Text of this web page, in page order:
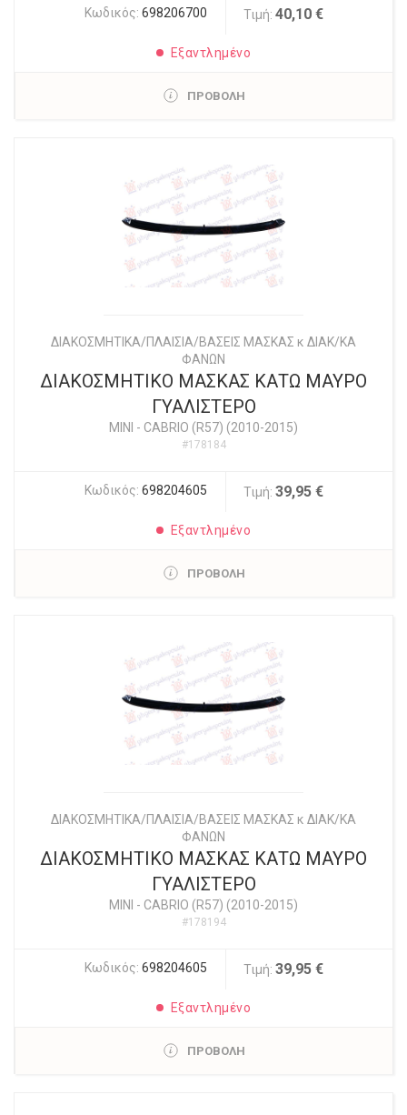
Κωδικός: 698206700 Τιμή: 40,10 €
Εξαντλημένο
ΠΡΟΒΟΛΗ
ΔΙΑΚΟΣΜΗΤΙΚΑ/ΠΛΑΙΣΙΑ/ΒΑΣΕΙΣ ΜΑΣΚΑΣ κ ΔΙΑΚ/ΚΑ
ΦΑΝΩΝ
ΔΙΑΚΟΣΜΗΤΙΚΟ ΜΑΣΚΑΣ ΚΑΤΩ ΜΑΥΡΟ
ΓΥΑΛΙΣΤΕΡΟ
MINI - CABRIO (R57) (2010-2015)
#178184
Κωδικός: 698204605 Τιμή: 39,95 €
Εξαντλημένο
ΠΡΟΒΟΛΗ
ΔΙΑΚΟΣΜΗΤΙΚΑ/ΠΛΑΙΣΙΑ/ΒΑΣΕΙΣ ΜΑΣΚΑΣ κ ΔΙΑΚ/ΚΑ
ΦΑΝΩΝ
ΔΙΑΚΟΣΜΗΤΙΚΟ ΜΑΣΚΑΣ ΚΑΤΩ ΜΑΥΡΟ
ΓΥΑΛΙΣΤΕΡΟ
MINI - CABRIO (R57) (2010-2015)
#178194
Κωδικός: 698204605 Τιμή: 39,95 €
Εξαντλημένο
ΠΡΟΒΟΛΗ